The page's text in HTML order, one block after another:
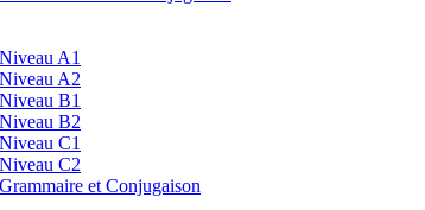
A1
A2
B1
B2
C1
C2
et Conjugaison